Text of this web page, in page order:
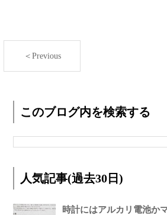
＜Previous
このブログ内を検索する
人気記事(過去30日)
時計にはアルカリ電池か